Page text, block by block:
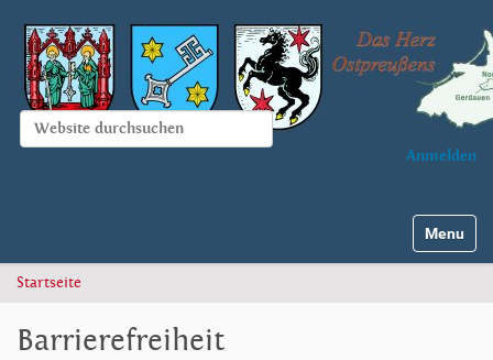
Website durchsuchen
Anmelden
Startseite
Barrierefreiheit